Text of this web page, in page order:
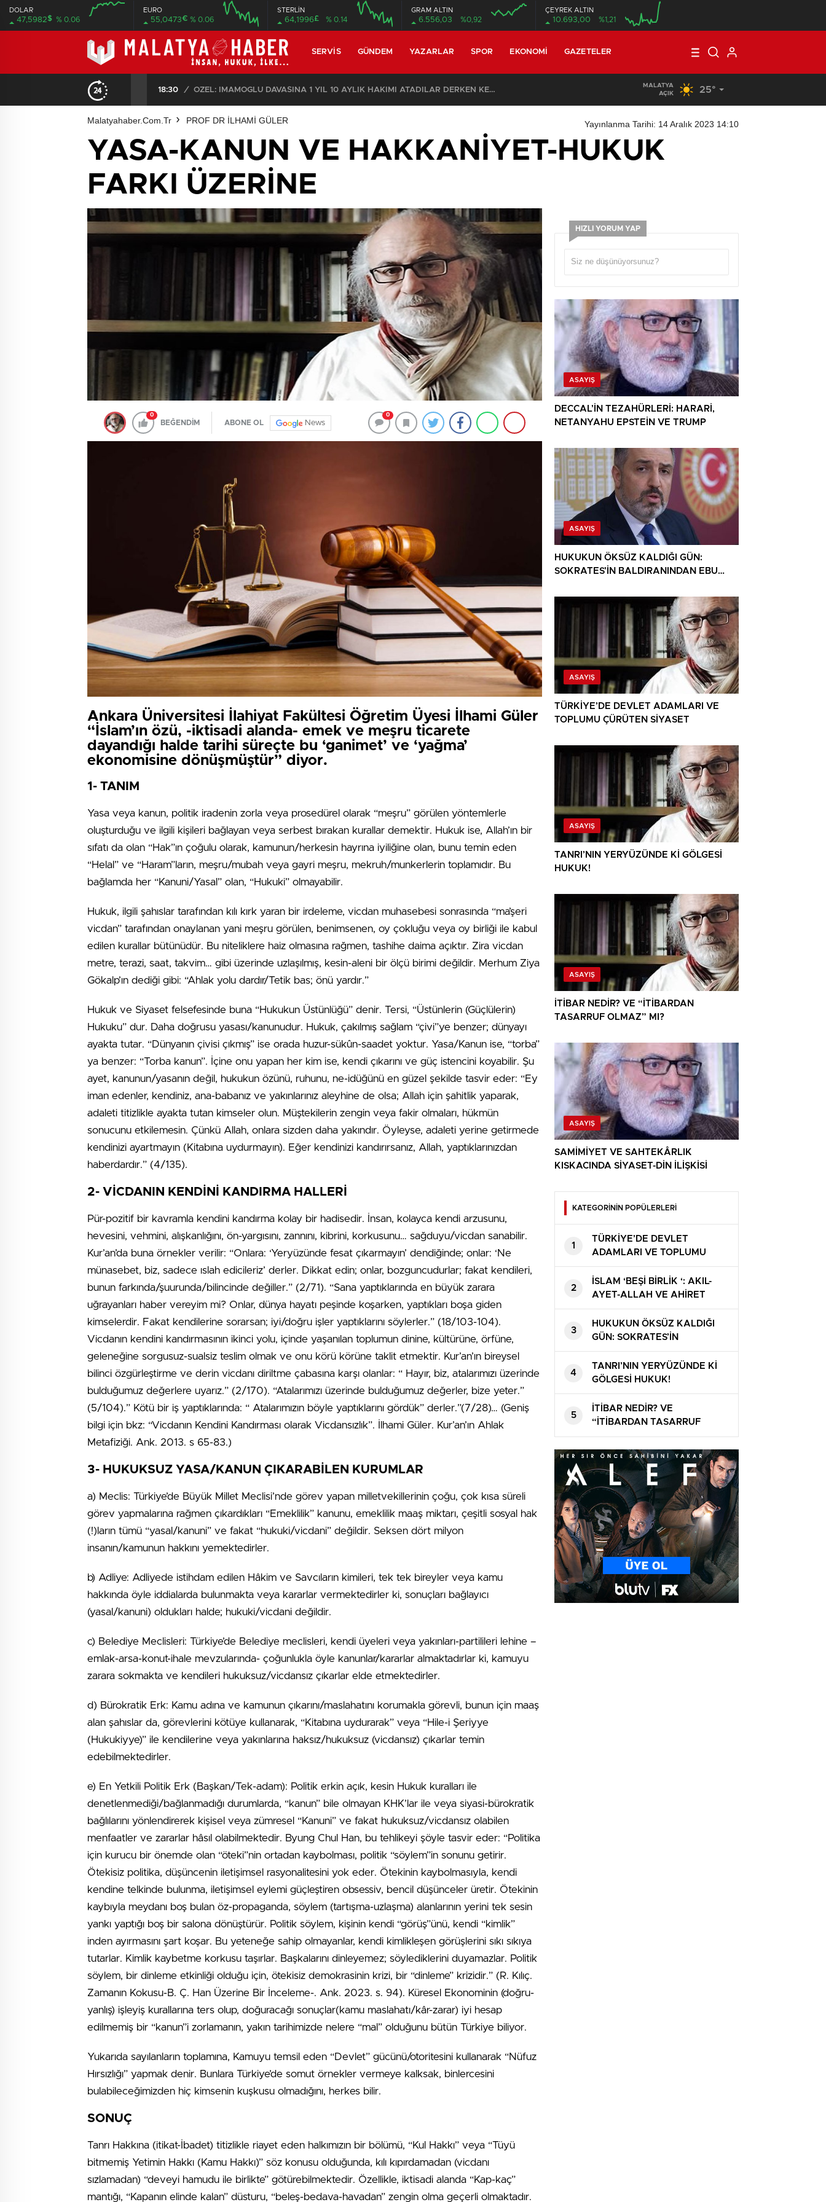
DOLAR
47,5982$ % 0.06
08:00
EURO
55,0473€ % 0.06
08:00
STERLİN
64,1996£ % 0.14
GRAM ALTIN
6.556,03 %0,92
ÇEYREK ALTIN
10.693,00 %1,21
SERVIS GÜNDEM YAZARLAR SPOR EKONOMI GAZETELER
18:30 / ÖZEL: İMAMOĞLU DAVASINA 1 YIL 10 AYLIK HAKİMİ ATADILAR DERKEN KENDİSİNİ KANTARA KOYDUĞUNUN ELBETTE FARKINDA! KORKUNÇ VE ORGANİZE HIRSIZLIK
MALATYA
AÇIK
25°
Malatyahaber.com.tr PROF DR İLHAMİ GÜLER Yayınlanma Tarihi: 14 Aralık 2023 14:10
YASA-KANUN VE HAKKANİYET-HUKUK
FARKI ÜZERİNE
0
BEĞENDİM ABONE OL News
0
Ankara Üniversitesi İlahiyat Fakültesi Öğretim Üyesi İlhami Güler
“İslam’ın özü, -iktisadi alanda- emek ve meşru ticarete
dayandığı halde tarihi süreçte bu ‘ganimet’ ve ‘yağma’
ekonomisine dönüşmüştür” diyor.
1- TANIM
Yasa veya kanun, politik iradenin zorla veya prosedürel olarak “meşru” görülen yöntemlerle
oluşturduğu ve ilgili kişileri bağlayan veya serbest bırakan kurallar demektir. Hukuk ise, Allah’ın bir
sıfatı da olan “Hak”ın çoğulu olarak, kamunun/herkesin hayrına iyiliğine olan, bunu temin eden
“Helal” ve “Haram”ların, meşru/mubah veya gayri meşru, mekruh/munkerlerin toplamıdır. Bu
bağlamda her “Kanuni/Yasal” olan, “Hukuki” olmayabilir.
Hukuk, ilgili şahıslar tarafından kılı kırk yaran bir irdeleme, vicdan muhasebesi sonrasında “ma’şeri
vicdan” tarafından onaylanan yani meşru görülen, benimsenen, oy çokluğu veya oy birliği ile kabul
edilen kurallar bütünüdür. Bu niteliklere haiz olmasına rağmen, tashihe daima açıktır. Zira vicdan
metre, terazi, saat, takvim… gibi üzerinde uzlaşılmış, kesin-aleni bir ölçü birimi değildir. Merhum Ziya
Gökalp’ın dediği gibi: “Ahlak yolu dardır/Tetik bas; önü yardır.”
Hukuk ve Siyaset felsefesinde buna “Hukukun Üstünlüğü” denir. Tersi, “Üstünlerin (Güçlülerin)
Hukuku” dur. Daha doğrusu yasası/kanunudur. Hukuk, çakılmış sağlam “çivi”ye benzer; dünyayı
ayakta tutar. “Dünyanın çivisi çıkmış” ise orada huzur-sükûn-saadet yoktur. Yasa/Kanun ise, “torba”
ya benzer: “Torba kanun”. İçine onu yapan her kim ise, kendi çıkarını ve güç istencini koyabilir. Şu
ayet, kanunun/yasanın değil, hukukun özünü, ruhunu, ne-idüğünü en güzel şekilde tasvir eder: “Ey
iman edenler, kendiniz, ana-babanız ve yakınlarınız aleyhine de olsa; Allah için şahitlik yaparak,
adaleti titizlikle ayakta tutan kimseler olun. Müştekilerin zengin veya fakir olmaları, hükmün
sonucunu etkilemesin. Çünkü Allah, onlara sizden daha yakındır. Öyleyse, adaleti yerine getirmede
kendinizi ayartmayın (Kitabına uydurmayın). Eğer kendinizi kandırırsanız, Allah, yaptıklarınızdan
haberdardır.” (4/135).
2- VİCDANIN KENDİNİ KANDIRMA HALLERİ
Pür-pozitif bir kavramla kendini kandırma kolay bir hadisedir. İnsan, kolayca kendi arzusunu,
hevesini, vehmini, alışkanlığını, ön-yargısını, zannını, kibrini, korkusunu… sağduyu/vicdan sanabilir.
Kur’an’da buna örnekler verilir: “Onlara: ‘Yeryüzünde fesat çıkarmayın’ dendiğinde; onlar: ‘Ne
münasebet, biz, sadece ıslah edicileriz’ derler. Dikkat edin; onlar, bozguncudurlar; fakat kendileri,
bunun farkında/şuurunda/bilincinde değiller.” (2/71). “Sana yaptıklarında en büyük zarara
uğrayanları haber vereyim mi? Onlar, dünya hayatı peşinde koşarken, yaptıkları boşa giden
kimselerdir. Fakat kendilerine sorarsan; iyi/doğru işler yaptıklarını söylerler.” (18/103-104).
Vicdanın kendini kandırmasının ikinci yolu, içinde yaşanılan toplumun dinine, kültürüne, örfüne,
geleneğine sorgusuz-sualsiz teslim olmak ve onu körü körüne taklit etmektir. Kur’an’ın bireysel
bilinci özgürleştirme ve derin vicdanı diriltme çabasına karşı olanlar: “ Hayır, biz, atalarımızı üzerinde
bulduğumuz değerlere uyarız.” (2/170). “Atalarımızı üzerinde bulduğumuz değerler, bize yeter.”
(5/104).” Kötü bir iş yaptıklarında: “ Atalarımızın böyle yaptıklarını gördük” derler.”(7/28)… (Geniş
bilgi için bkz: “Vicdanın Kendini Kandırması olarak Vicdansızlık”. İlhami Güler. Kur’an’ın Ahlak
Metafiziği. Ank. 2013. s 65-83.)
3- HUKUKSUZ YASA/KANUN ÇIKARABİLEN KURUMLAR
a) Meclis: Türkiye’de Büyük Millet Meclisi’nde görev yapan milletvekillerinin çoğu, çok kısa süreli
görev yapmalarına rağmen çıkardıkları “Emeklilik” kanunu, emeklilik maaş miktarı, çeşitli sosyal hak
(!)ların tümü “yasal/kanuni” ve fakat “hukuki/vicdani” değildir. Seksen dört milyon
insanın/kamunun hakkını yemektedirler.
b) Adliye: Adliyede istihdam edilen Hâkim ve Savcıların kimileri, tek tek bireyler veya kamu
hakkında öyle iddialarda bulunmakta veya kararlar vermektedirler ki, sonuçları bağlayıcı
(yasal/kanuni) oldukları halde; hukuki/vicdani değildir.
c) Belediye Meclisleri: Türkiye’de Belediye meclisleri, kendi üyeleri veya yakınları-partilileri lehine –
emlak-arsa-konut-ihale mevzularında- çoğunlukla öyle kanunlar/kararlar almaktadırlar ki, kamuyu
zarara sokmakta ve kendileri hukuksuz/vicdansız çıkarlar elde etmektedirler.
d) Bürokratik Erk: Kamu adına ve kamunun çıkarını/maslahatını korumakla görevli, bunun için maaş
alan şahıslar da, görevlerini kötüye kullanarak, “Kitabına uydurarak” veya “Hile-i Şeriyye
(Hukukiyye)” ile kendilerine veya yakınlarına haksız/hukuksuz (vicdansız) çıkarlar temin
edebilmektedirler.
e) En Yetkili Politik Erk (Başkan/Tek-adam): Politik erkin açık, kesin Hukuk kuralları ile
denetlenmediği/bağlanmadığı durumlarda, “kanun” bile olmayan KHK’lar ile veya siyasi-bürokratik
bağlılarını yönlendirerek kişisel veya zümresel “Kanuni” ve fakat hukuksuz/vicdansız olabilen
menfaatler ve zararlar hâsıl olabilmektedir. Byung Chul Han, bu tehlikeyi şöyle tasvir eder: “Politika
için kurucu bir önemde olan “öteki”nin ortadan kaybolması, politik “söylem”in sonunu getirir.
Ötekisiz politika, düşüncenin iletişimsel rasyonalitesini yok eder. Ötekinin kaybolmasıyla, kendi
kendine telkinde bulunma, iletişimsel eylemi güçleştiren obsessiv, bencil düşünceler üretir. Ötekinin
kaybıyla meydanı boş bulan öz-propaganda, söylem (tartışma-uzlaşma) alanlarının yerini tek sesin
yankı yaptığı boş bir salona dönüştürür. Politik söylem, kişinin kendi “görüş”ünü, kendi “kimlik”
inden ayırmasını şart koşar. Bu yeteneğe sahip olmayanlar, kendi kimlikleşen görüşlerini sıkı sıkıya
tutarlar. Kimlik kaybetme korkusu taşırlar. Başkalarını dinleyemez; söylediklerini duyamazlar. Politik
söylem, bir dinleme etkinliği olduğu için, ötekisiz demokrasinin krizi, bir “dinleme” krizidir.” (R. Kılıç.
Zamanın Kokusu-B. Ç. Han Üzerine Bir İnceleme-. Ank. 2023. s. 94). Küresel Ekonominin (doğru-
yanlış) işleyiş kurallarına ters olup, doğuracağı sonuçlar(kamu maslahatı/kâr-zarar) iyi hesap
edilmemiş bir “kanun”i zorlamanın, yakın tarihimizde nelere “mal” olduğunu bütün Türkiye biliyor.
Yukarıda sayılanların toplamına, Kamuyu temsil eden “Devlet” gücünü/otoritesini kullanarak “Nüfuz
Hırsızlığı” yapmak denir. Bunlara Türkiye’de somut örnekler vermeye kalksak, binlercesini
bulabileceğimizden hiç kimsenin kuşkusu olmadığını, herkes bilir.
SONUÇ
Tanrı Hakkına (itikat-İbadet) titizlikle riayet eden halkımızın bir bölümü, “Kul Hakkı” veya “Tüyü
bitmemiş Yetimin Hakkı (Kamu Hakkı)” söz konusu olduğunda, kılı kıpırdamadan (vicdanı
sızlamadan) “deveyi hamudu ile birlikte” götürebilmektedir. Özellikle, iktisadi alanda “Kap-kaç”
mantığı, “Kapanın elinde kalan” düsturu, “beleş-bedava-havadan” zengin olma geçerli olmaktadır.
HIZLI YORUM YAP
ASAYIŞ
DECCAL’İN TEZAHÜRLERİ: HARARİ,
NETANYAHU EPSTEİN VE TRUMP
ASAYIŞ
HUKUKUN ÖKSÜZ KALDIĞI GÜN:
SOKRATES’İN BALDIRANINDAN EBU
MEDENİYETİN TRAJEDİSİ!
ASAYIŞ
TÜRKİYE’DE DEVLET ADAMLARI VE
TOPLUMU ÇÜRÜTEN SİYASET
ASAYIŞ
TANRI’NIN YERYÜZÜNDE Kİ GÖLGESİ
HUKUK!
ASAYIŞ
İTİBAR NEDİR? VE “İTİBARDAN
TASARRUF OLMAZ” MI?
ASAYIŞ
SAMİMİYET VE SAHTEKÂRLIK
KISKACINDA SİYASET-DİN İLİŞKİSİ
KATEGORİNİN POPÜLERLERİ
1
TÜRKİYE’DE DEVLET
ADAMLARI VE TOPLUMU
ÇÜRÜTEN SİYASET
2
İSLAM ‘BEŞİ BİRLİK ‘: AKIL-
AYET-ALLAH VE AHİRET
3
HUKUKUN ÖKSÜZ KALDIĞI
GÜN: SOKRATES’İN
BALDIRANINDAN EBU
HANİFE’NİN ZİNDANINA BİR
MEDENİYETİN TRAJEDİSİ!
4
TANRI’NIN YERYÜZÜNDE Kİ
GÖLGESİ HUKUK!
5
İTİBAR NEDİR? VE
“İTİBARDAN TASARRUF
OLMAZ” MI?